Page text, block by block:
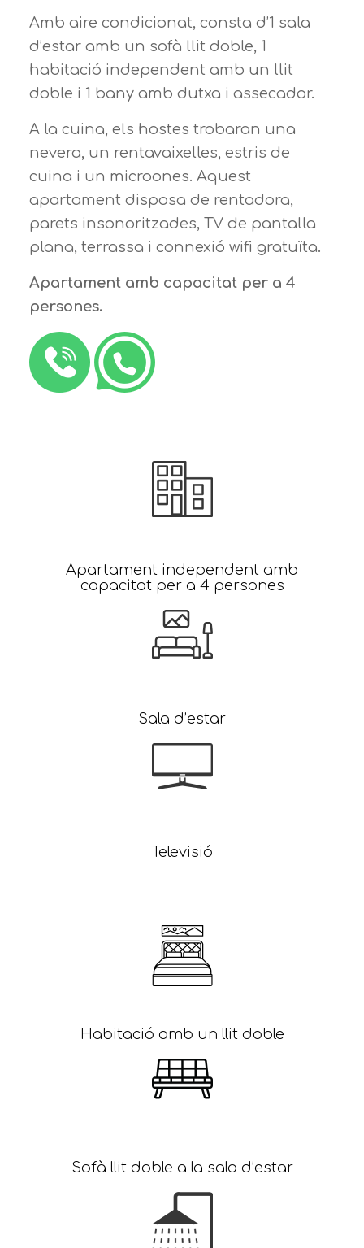
Amb aire condicionat, consta d’1 sala
d’estar amb un sofà llit doble, 1
habitació independent amb un llit
doble i 1 bany amb dutxa i assecador.
A la cuina, els hostes trobaran una
nevera, un rentavaixelles, estris de
cuina i un microones. Aquest
apartament disposa de rentadora,
parets insonoritzades, TV de pantalla
plana, terrassa i connexió wifi gratuïta.
Apartament amb capacitat per a 4
persones.
Apartament independent amb
capacitat per a 4 persones
Sala d’estar
Televisió
Habitació amb un llit doble
Sofà llit doble a la sala d’estar